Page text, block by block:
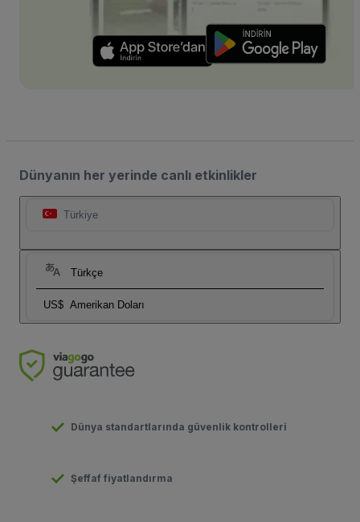
Dünyanın her yerinde canlı etkinlikler
Türkiye
Türkçe
US$ Amerikan Doları
Dünya standartlarında güvenlik kontrolleri
Şeffaf fiyatlandırma